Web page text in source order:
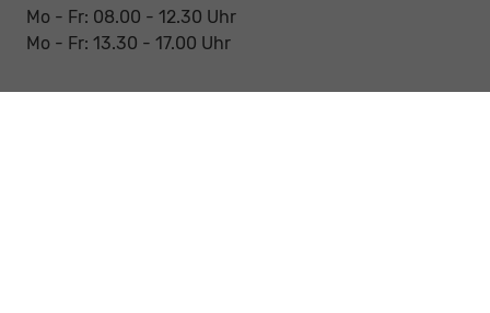
Mo - Fr: 08.00 - 12.30 Uhr
Mo - Fr: 13.30 - 17.00 Uhr